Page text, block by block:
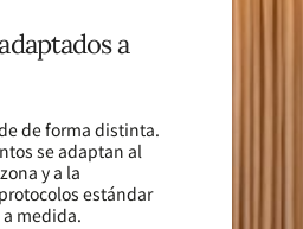
a
de forma distinta.
se adaptan al
y a la
estándar
medida.